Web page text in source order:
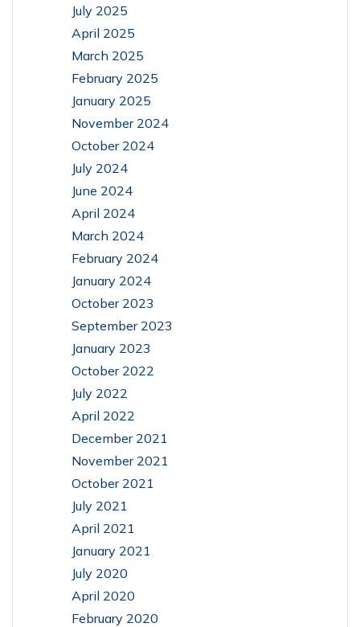
July 2025
April 2025
March 2025
February 2025
January 2025
November 2024
October 2024
July 2024
June 2024
April 2024
March 2024
February 2024
January 2024
October 2023
September 2023
January 2023
October 2022
July 2022
April 2022
December 2021
November 2021
October 2021
July 2021
April 2021
January 2021
July 2020
April 2020
February 2020